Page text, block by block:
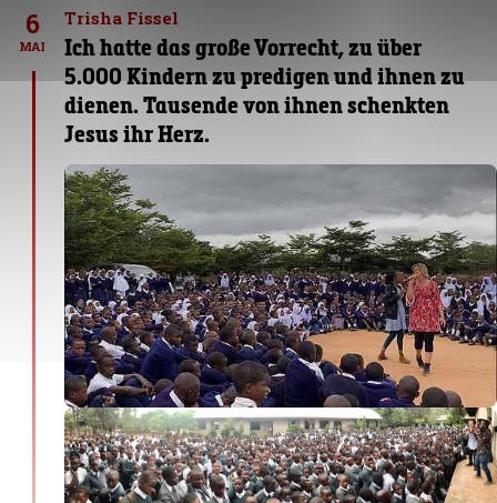
6
MAI
Trisha Fissel
Ich hatte das große Vorrecht, zu über
5.000 Kindern zu predigen und ihnen zu
dienen. Tausende von ihnen schenkten
Jesus ihr Herz.